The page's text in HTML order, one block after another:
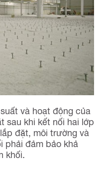
và hoạt động của
sau khi kết nối hai lớp
đặt, môi trường và
phải đảm bảo khả
khối.